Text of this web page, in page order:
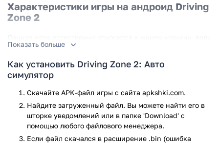
Характеристики игры на андроид Driving
Zone 2
здесь вам даётся возможность выбрать любой из
скорость!
ограничения, она доступна абсолютно всем (никаких
исключений нет). В игре отсутствуют запрещённые сцены
где может быть насилие или что-то подобное.
Также стоит зацепить тему о том, что игра имеет
Показать больше
Как установить Driving Zone 2: Авто
симулятор
Скачайте APK-файл игры с сайта apkshki.com.
Найдите загруженный файл. Вы можете найти его в
шторке уведомлений или в папке 'Download' с
помощью любого файлового менеджера.
Если файл скачался в расширение .bin (ошибка